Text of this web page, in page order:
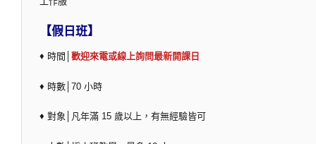
【假日班】
♦ 時間│ 歡迎來電或線上詢問最新開課日
♦ 時數│70 小時
♦ 對象│凡年滿 15 歲以上，有無經驗皆可